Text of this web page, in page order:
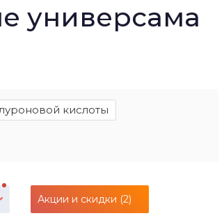
универсама
кислоты
Акции и скидки (2)